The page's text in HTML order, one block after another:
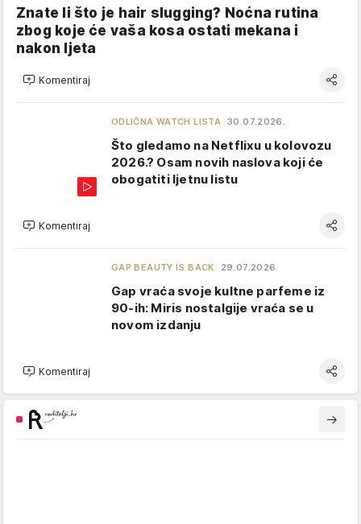
Znate li što je hair slugging? Noćna rutina
zbog koje će vaša kosa ostati mekana i
nakon ljeta
Komentiraj
ODLIČNA WATCH LISTA 30.07.2026.
Što gledamo na Netflixu u kolovozu
2026.? Osam novih naslova koji će
obogatiti ljetnu listu
Komentiraj
GAP BEAUTY IS BACK 29.07.2026.
Gap vraća svoje kultne parfeme iz
90-ih: Miris nostalgije vraća se u
novom izdanju
Komentiraj